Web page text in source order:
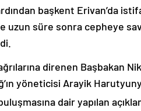
başkent Erivan’da
uzun süre sonra cepheye
direnen Başbakan
yöneticisi Arayik
dair yapılan